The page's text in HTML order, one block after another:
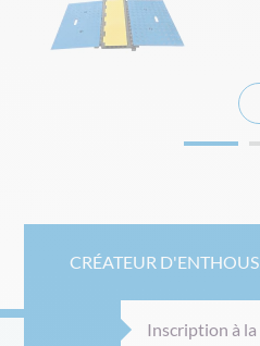
CRÉATEUR
Inscription à